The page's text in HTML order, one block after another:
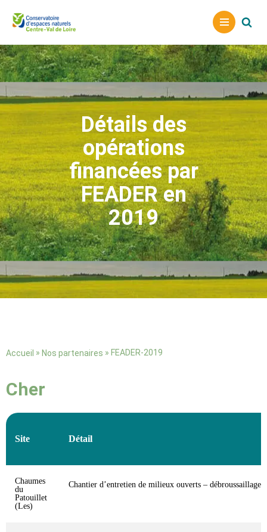
l
l
e
a
c
n
t
e
n
u
Détails des
opérations
financées par
FEADER en
2019
Accueil » Nos partenaires » FEADER-2019
Cher
Site Détail
Chaumes
du
Patouillet
(Les)
Chantier d’entretien de milieux ouverts – débroussaillage